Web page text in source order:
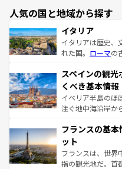
人気の国と地域から探す
イタリア
イタリアは歴史、
れた国。 ローマの
ろん、トスカーナ
景など、自然景観
ピザやパスタなど
できる。朝目覚め
なお、新着のイタ
しい。
スペインの観
くべき基本情報
イベリア半島のほ
注ぐ地中海沿岸か
文化が根付くこの
れる闘牛、そして
る。首都マドリー
アートに溢れた街
フランスの基
ット
フランスは、世界
指の観光地だ。首